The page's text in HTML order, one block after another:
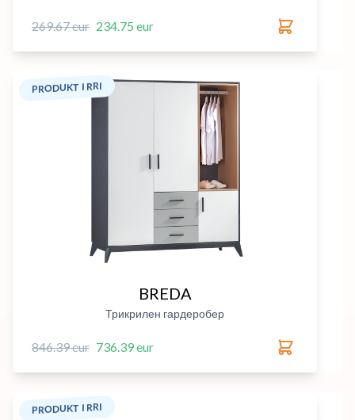
269.67 eur 234.75 eur
PRODUKT I RRI
BREDA
Трикрилен гардеробер
846.39 eur 736.39 eur
PRODUKT I RRI